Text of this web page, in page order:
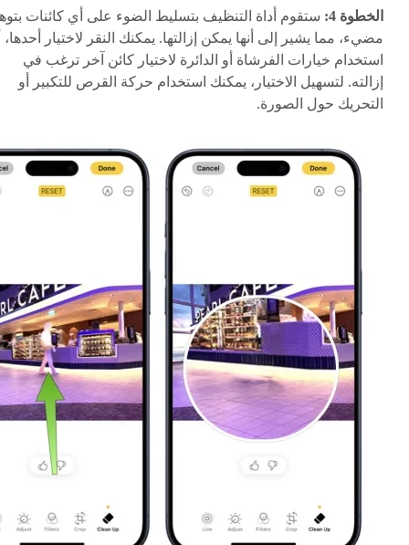
الخطوة 4:
ستقوم أداة التنظيف بتسليط الضوء على أي كائنات
مضيء، مما يشير إلى أنها يمكن إزالتها. يمكنك النقر لاختيار أحدها،
استخدام خيارات الفرشاة أو الدائرة لاختيار كائن آخر ترغب في
إزالته. لتسهيل الاختيار، يمكنك استخدام حركة القرص للتكبير أو
التحريك حول الصورة.